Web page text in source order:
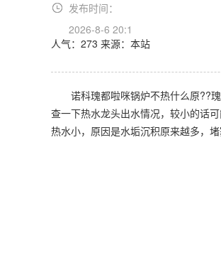
发布时间：
2026-8-6 20:1
人气：273 来源：本站
诺科瑰都啦咪锅炉不热什么原??
查一下热水龙头出水情况，较小的话
热水小，原因是水垢沉积原来越多，